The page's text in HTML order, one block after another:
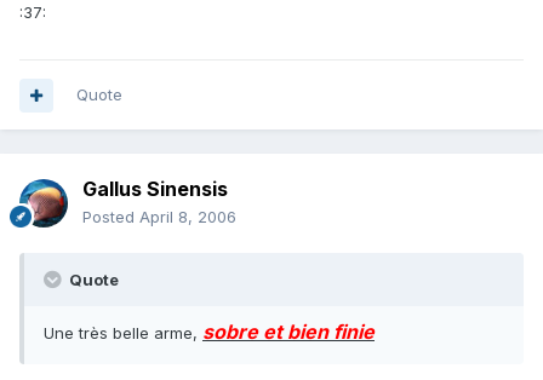
:37:
Quote
Gallus Sinensis
Posted April 8, 2006
Quote
Une très belle arme, sobre et bien finie